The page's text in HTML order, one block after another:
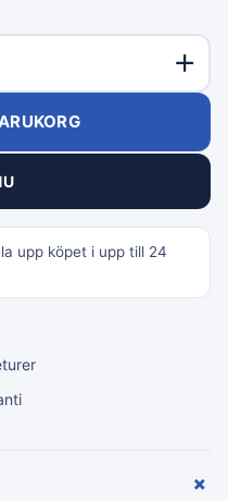
upp köpet i upp till 24
+